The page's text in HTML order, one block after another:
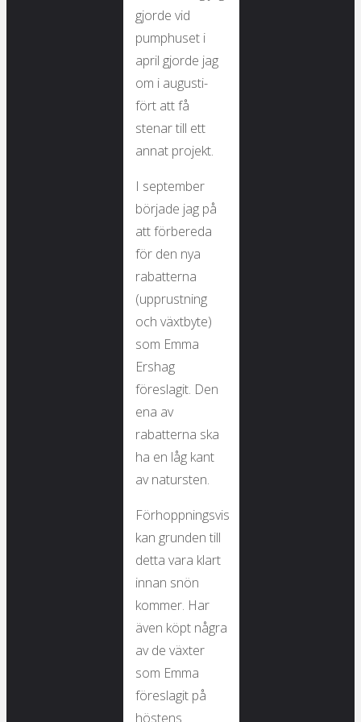
gjorde vid
pumphuset i
april gjorde jag
om i augusti-
fört att få
stenar till ett
annat projekt.
I september
började jag på
att förbereda
för den nya
rabatterna
(upprustning
och växtbyte)
som Emma
Ershag
föreslagit. Den
ena av
rabatterna ska
ha en låg kant
av natursten.
Förhoppningsvis
kan grunden till
detta vara klart
innan snön
kommer. Har
även köpt några
av de växter
som Emma
föreslagit på
höstens